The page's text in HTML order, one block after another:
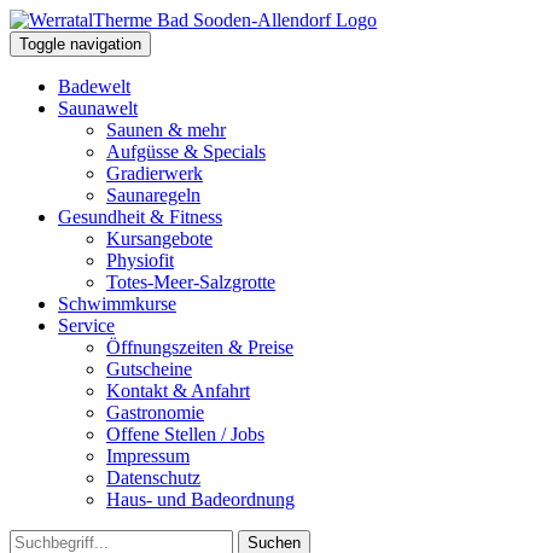
Toggle navigation
Badewelt
Saunawelt
Saunen & mehr
Aufgüsse & Specials
Gradierwerk
Saunaregeln
Gesundheit & Fitness
Kursangebote
Physiofit
Totes-Meer-Salzgrotte
Schwimmkurse
Service
Öffnungszeiten & Preise
Gutscheine
Kontakt & Anfahrt
Gastronomie
Offene Stellen / Jobs
Impressum
Datenschutz
Haus- und Badeordnung
Suchen